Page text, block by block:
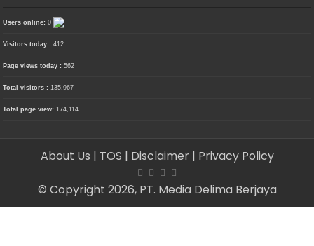
Users online:0
Visitors today :412
Page views today :562
Total visitors : 135,967
Total page view: 174,114
About Us | TOS | Disclaimer | Privacy Policy
© Copyright 2026, PT. Media Delima Berjaya